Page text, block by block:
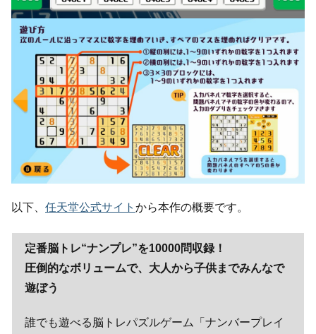
以下、 任天堂公式サイト から本作の概要です。
定番脳トレ“ナンプレ”を10000問収録！
圧倒的なボリュームで、大人から子供までみんなで
遊ぼう
誰でも遊べる脳トレパズルゲーム「ナンバープレイ